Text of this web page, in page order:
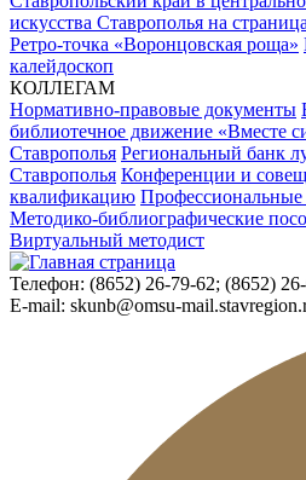
искусства Ставрополья на
Ретро-точка «Воронцовская роща»
калейдоскоп
КОЛЛЕГАМ
Нормативно-правовые документы
библиотечное движение «Вместе
Ставрополья Региональный банк
Ставрополья Конференции и
квалификацию
Методико-библиографические
Виртуальный методист
Телефон: (8652) 26-79-62; (8652)
E-mail: skunb@omsu-